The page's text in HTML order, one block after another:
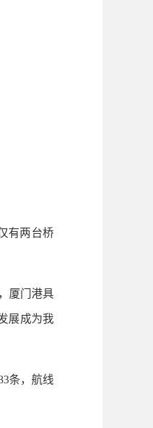
有两台桥
厦门港具
展成为我
条，航线